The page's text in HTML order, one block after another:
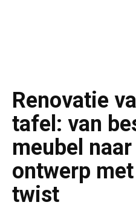
Renovatie
tafel: van
meubel
ontwerp
twist